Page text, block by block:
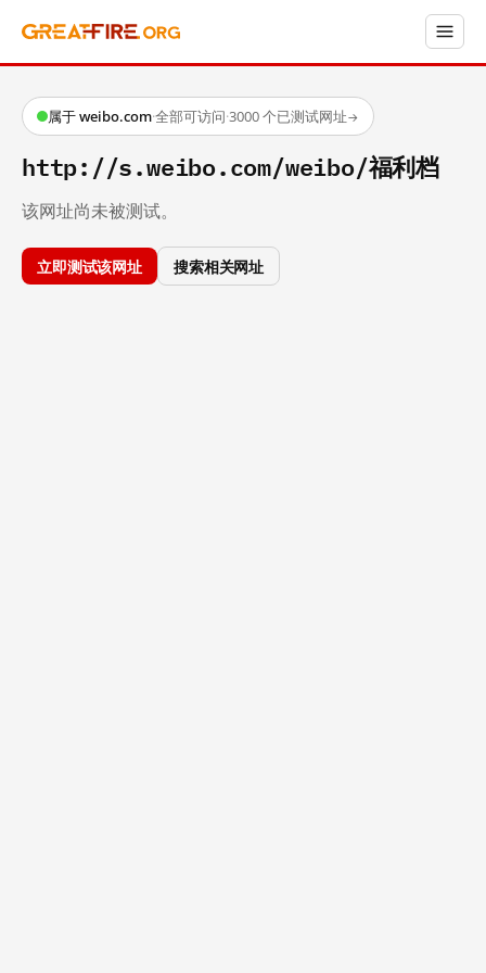
属于 weibo.com·全部可访问·3000 个已测试网址→
http://s.weibo.com/weibo/福利档
该网址尚未被测试。
立即测试该网址 搜索相关网址